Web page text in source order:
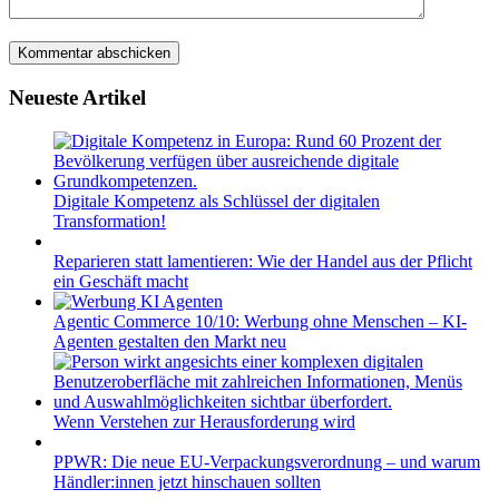
Neueste Artikel
Digitale Kompetenz als Schlüssel der digitalen
Transformation!
Reparieren statt lamentieren: Wie der Handel aus der Pflicht
ein Geschäft macht
Agentic Commerce 10/10: Werbung ohne Menschen – KI-
Agenten gestalten den Markt neu
Wenn Verstehen zur Herausforderung wird
PPWR: Die neue EU-Verpackungsverordnung – und warum
Händler:innen jetzt hinschauen sollten